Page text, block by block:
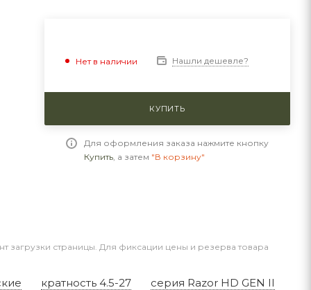
Нет в наличии Нашли дешевле?
КУПИТЬ
Для оформления заказа нажмите кнопку
Купить, а затем "В корзину"
загрузки страницы. Для фиксации цены и резерва товара
кратность 4.5-27
серия Razor HD GEN II